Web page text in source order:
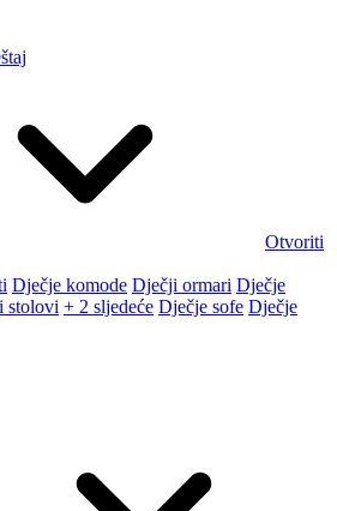
Otvoriti
Dječje komode Dječji ormari Dječje
stolovi + 2 sljedeće Dječje sofe Dječje